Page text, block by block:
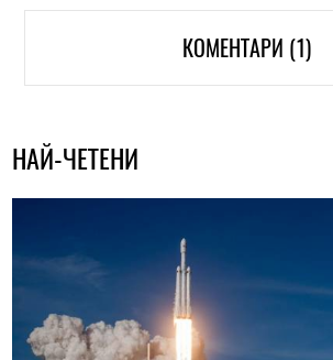
КОМЕНТАРИ (1)
НАЙ-ЧЕТЕНИ